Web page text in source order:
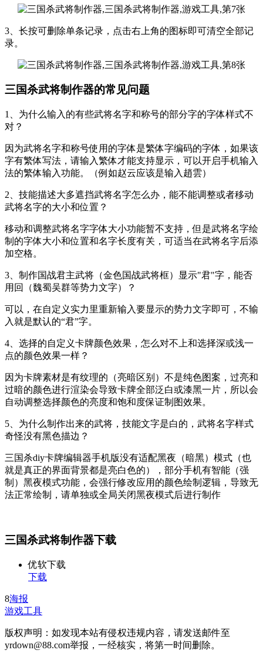
3、长按可删除单条记录，点击右上角的图标即可清空全部记
录。
三国杀武将制作器的常见问题
1、为什么输入的有些武将名字和称号的部分字的字体样式不
对？
因为武将名字和称号使用的字体是繁体字编码的字体，如果该
字有繁体写法，请输入繁体才能支持显示，可以开启手机输入
法的繁体输入功能。（例如赵云应该是输入趙雲）
2、技能描述大多遮挡武将名字怎么办，能不能调整或者移动
武将名字的大小和位置？
移动和调整武将名字字体大小功能暂不支持，但是武将名字绘
制的字体大小和位置和名字长度有关，可适当在武将名字后添
加空格。
3、制作国战君主武将（金色国战武将框）显示"君"字，能否
用回（魏蜀吴群等势力文字）？
可以，在自定义实力里重新输入要显示的势力文字即可，不输
入就是默认的“君”字。
4、选择的自定义卡牌颜色效果，怎么对不上和选择深或浅一
点的颜色效果一样？
因为卡牌素材是有纹理的（亮暗区别）不是纯色图案，过亮和
过暗的颜色进行渲染会导致卡牌全部泛白或漆黑一片，所以会
自动调整选择颜色的亮度和饱和度保证制图效果。
5、为什么制作出来的武将，技能文字是白的，武将名字样式
奇怪没有黑色描边？
三国杀diy卡牌编辑器手机版没有适配黑夜（暗黑）模式（也
就是真正的界面背景都是亮白色的），部分手机有智能（强
制）黑夜模式功能，会强行修改应用的颜色绘制逻辑，导致无
法正常绘制，请单独或全局关闭黑夜模式后进行制作
三国杀武将制作器下载
优软下载
下载
8海报
游戏工具
版权声明：如发现本站有侵权违规内容，请发送邮件至
yrdown@88.com举报，一经核实，将第一时间删除。